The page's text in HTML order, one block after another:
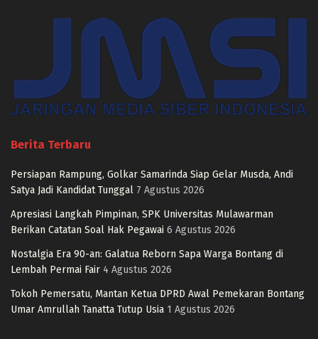
Berita Terbaru
Persiapan Rampung, Golkar Samarinda Siap Gelar Musda, Andi
Satya Jadi Kandidat Tunggal 7 Agustus 2026
Apresiasi Langkah Pimpinan, SPK Universitas Mulawarman
Berikan Catatan Soal Hak Pegawai 6 Agustus 2026
Nostalgia Era 90-an: Galatua Reborn Sapa Warga Bontang di
Lembah Permai Fair 4 Agustus 2026
Tokoh Pemersatu, Mantan Ketua DPRD Awal Pemekaran Bontang
Umar Amrullah Tanatta Tutup Usia 1 Agustus 2026